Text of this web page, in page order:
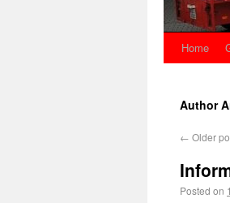
Home
Author
← Older
Posted on